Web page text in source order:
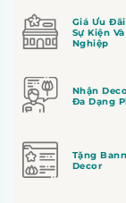
Giá Ưu
Sự Kiện
Nghiệp
Nhận
Đa Dạng
Tặng
Decor